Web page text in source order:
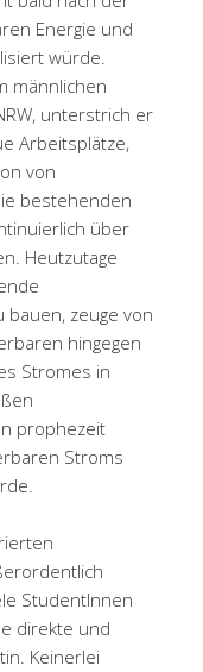
Energie und
würde.
männlichen
unterstrich er
Arbeitsplätze,
von
bestehenden
über
Heutzutage
bauen, zeuge von
hingegen
Stromes in
prophezeit
Stroms
StudentInnen
direkte und
Keinerlei